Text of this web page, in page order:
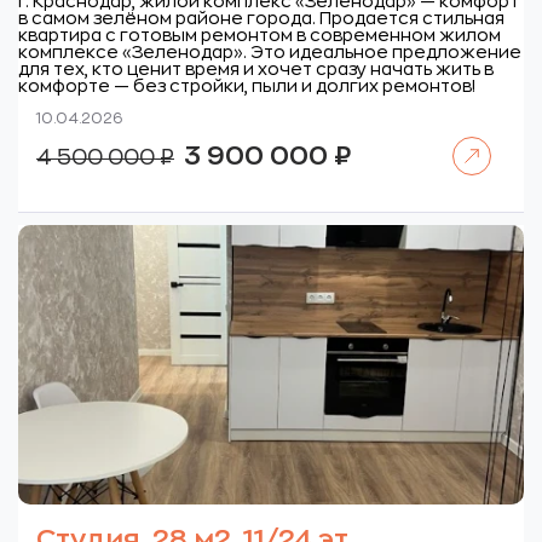
в самом зелёном районе города. Продается стильная
квартира с готовым ремонтом в современном жилом
комплексе «Зеленодар». Это идеальное предложение
для тех, кто ценит время и хочет сразу начать жить в
комфорте — без стройки, пыли и долгих ремонтов!
10.04.2026
4 500 000₽
Первоначальная
цена
500
3 900 000 ₽Текущая
000 ₽.